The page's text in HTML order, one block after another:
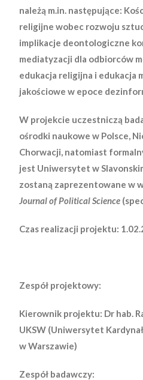
należą m.in. następujące:
religijne wobec rozwoju
implikacje deontologiczne
mediatyzacji dla odbiorców
edukacja religijna i edukacja
jakościowe w epoce
W projekcie uczestniczą
ośrodki naukowe w Polsce,
Chorwacji, natomiast
jest Uniwersytet w
zostaną zaprezentowane w
Journal of Political Science
Czas realizacji projektu:
Zespół projektowy:
Kierownik projektu: Dr hab.
UKSW (Uniwersytet
w Warszawie)
Zespół badawczy: